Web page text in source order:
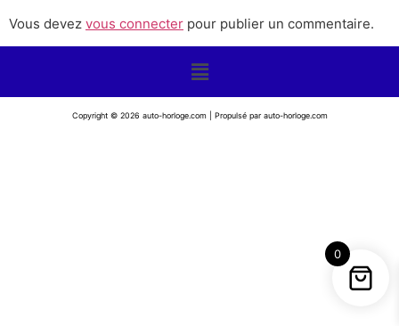
Vous devez vous connecter pour publier un commentaire.
Copyright © 2026 auto-horloge.com | Propulsé par auto-horloge.com
0